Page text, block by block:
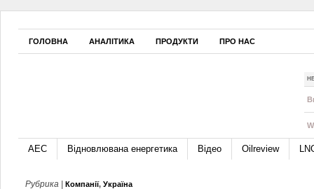
ГОЛОВНА АНАЛІТИКА ПРОДУКТИ ПРО НАС
АЕС Відновлювана енергетика Відео Oilreview
Рубрика | Компанії, Україна